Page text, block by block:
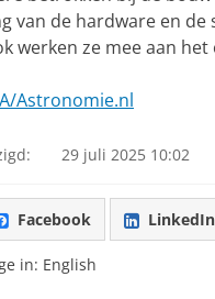
van de hardware en de
werken ze mee aan
Astronomie.nl
29 juli 2025 10:02
Facebook LinkedIn
in: English